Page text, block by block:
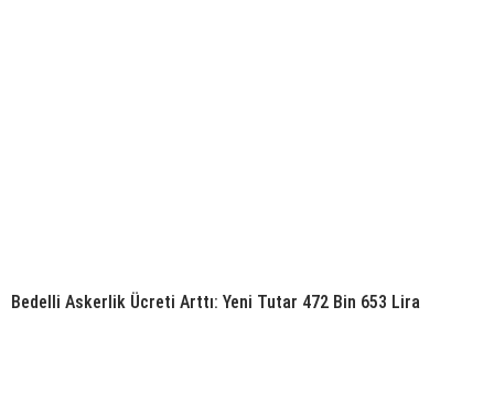
Bedelli Askerlik Ücreti Arttı: Yeni Tutar 472 Bin 653 Lira